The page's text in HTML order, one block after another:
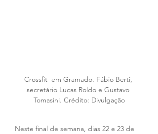
Crossfit  em Gramado. Fábio Berti,
secretário Lucas Roldo e Gustavo
Tomasini. Crédito: Divulgação
Neste final de semana, dias 22 e 23 de